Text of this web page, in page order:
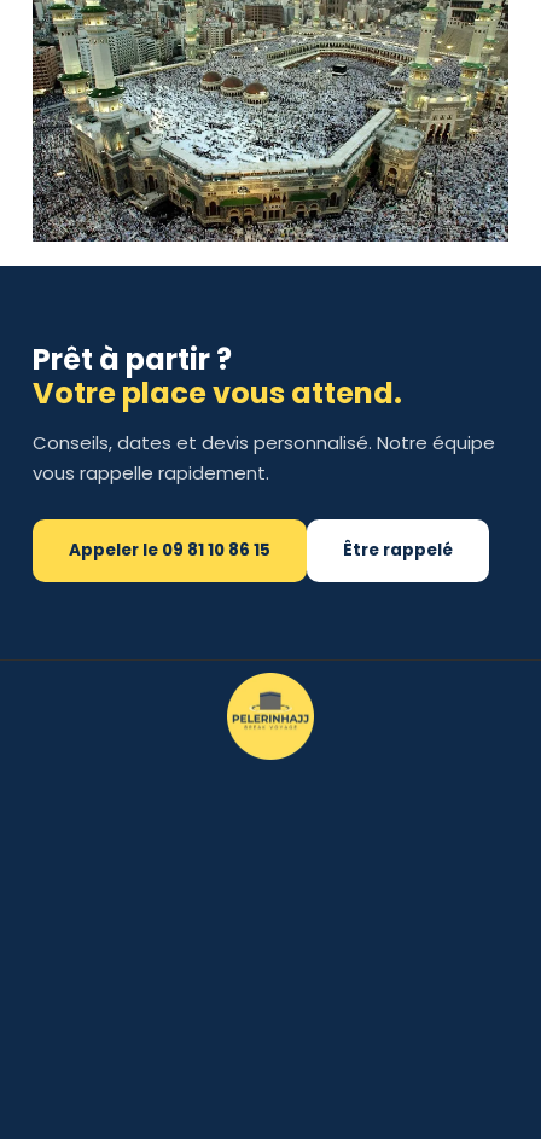
Prêt à partir ?
Votre place vous attend.
Conseils, dates et devis personnalisé. Notre équipe
vous rappelle rapidement.
Appeler le 09 81 10 86 15 Être rappelé